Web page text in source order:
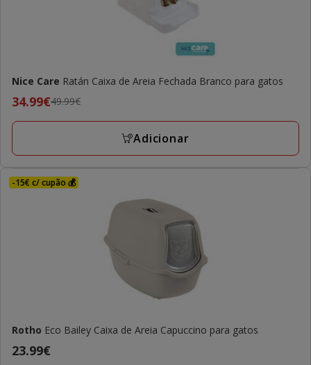
Nice Care Ratán Caixa de Areia Fechada Branco para gatos
Preço
anterior
preço
34.99€
34.99€49.99€
Adicionar
-15€ c/ cupão 💰
Rotho Eco Bailey Caixa de Areia Capuccino para gatos
Preço
23.99€